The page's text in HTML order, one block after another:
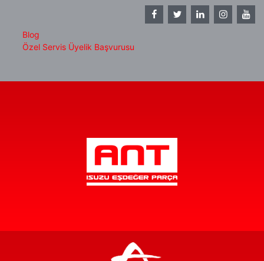
Blog
Özel Servis Üyelik Başvurusu